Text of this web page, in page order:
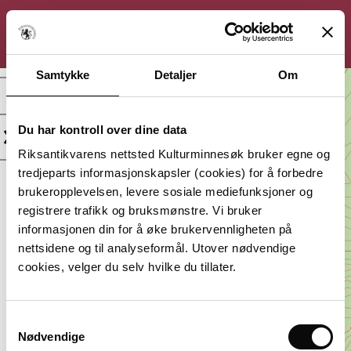
Samtykke Detaljer Om
Du har kontroll over dine data
Riksantikvarens nettsted Kulturminnesøk bruker egne og
tredjeparts informasjonskapsler (cookies) for å forbedre
brukeropplevelsen, levere sosiale mediefunksjoner og
registrere trafikk og bruksmønstre. Vi bruker
informasjonen din for å øke brukervennligheten på
nettsidene og til analyseformål. Utover nødvendige
cookies, velger du selv hvilke du tillater.
Nødvendige
Arkeologisk
minne
Agder, Bygland
Vernestatus:
Automatisk
fredet
Datering:
Førreformatorisk
tid
Lagt inn av:
KULTURMINNESØK